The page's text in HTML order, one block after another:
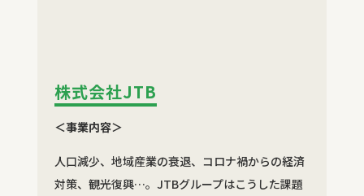
株式会社JTB
＜事業内容＞
人口減少、地域産業の衰退、コロナ禍からの経済
対策、観光復興…。JTBグループはこうした課題